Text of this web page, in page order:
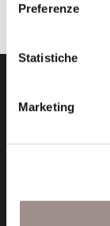
Preferenze
Statistiche
Marketing